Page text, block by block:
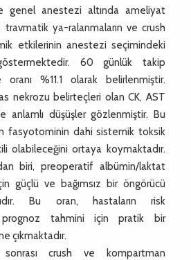
genel anestezi altında ameliyat
ya-ralanmaların ve crush
etkilerinin anestezi seçimindeki
60 günlük takip
%11.1 olarak belirlenmiştir.
nekrozu belirteçleri olan CK, AST
anlamlı düşüşler gözlenmiştir. Bu
fasyotominin dahi sistemik toksik
olabileceğini ortaya koymaktadır.
biri, preoperatif albümin/laktat
güçlü ve bağımsız bir öngörücü
Bu oran, hastaların risk
prognoz tahmini için pratik bir
çıkmaktadır.
crush ve kompartman